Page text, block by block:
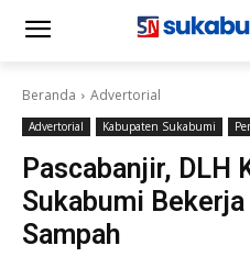
Beranda Advertorial
Advertorial Kabupaten Sukabumi
Pascabanjir, DLH
Sukabumi
Sampah